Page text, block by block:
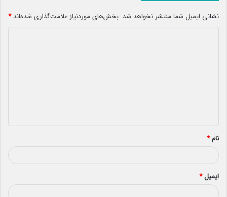
نشانی ایمیل شما منتشر نخواهد شد. بخش‌های موردنیاز علامت‌گذاری شده‌اند*
*
نام*
ایمیل*